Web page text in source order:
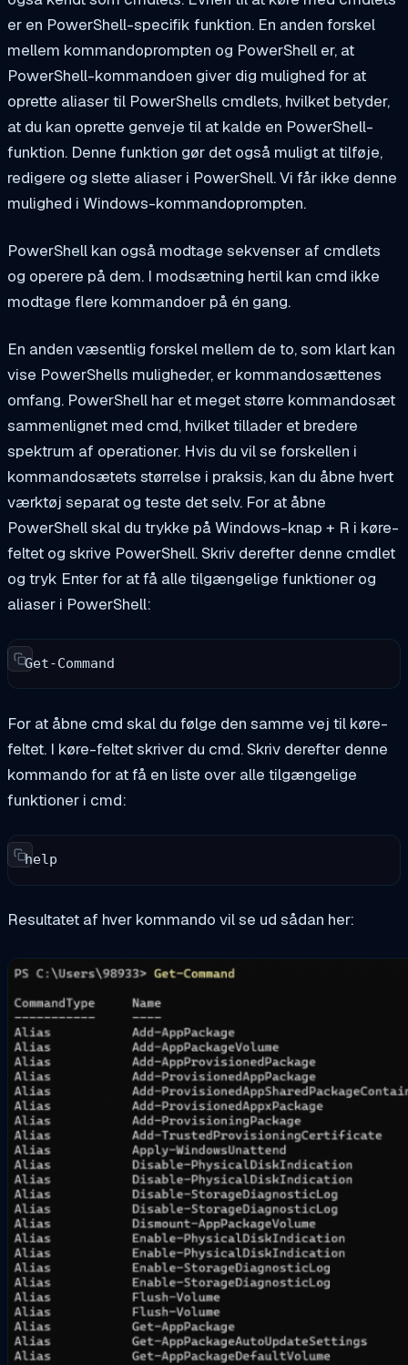
er en PowerShell-specifik funktion. En anden forskel
mellem kommandoprompten og PowerShell er, at
PowerShell-kommandoen giver dig mulighed for at
oprette aliaser til PowerShells cmdlets, hvilket betyder,
at du kan oprette genveje til at kalde en PowerShell-
funktion. Denne funktion gør det også muligt at tilføje,
redigere og slette aliaser i PowerShell. Vi får ikke denne
mulighed i Windows-kommandoprompten.
PowerShell kan også modtage sekvenser af cmdlets
og operere på dem. I modsætning hertil kan cmd ikke
modtage flere kommandoer på én gang.
En anden væsentlig forskel mellem de to, som klart kan
vise PowerShells muligheder, er kommandosættenes
omfang. PowerShell har et meget større kommandosæt
sammenlignet med cmd, hvilket tillader et bredere
spektrum af operationer. Hvis du vil se forskellen i
kommandosætets størrelse i praksis, kan du åbne hvert
værktøj separat og teste det selv. For at åbne
PowerShell skal du trykke påWindows-knap + R i køre-
feltet og skrive PowerShell. Skriv derefter denne cmdlet
og tryk Enter for at få alle tilgængelige funktioner og
aliaser i PowerShell:
Get-Command
For at åbne cmd skal du følge den samme vej til køre-
feltet. I køre-feltet skriver du cmd. Skriv derefter denne
kommando for at få en liste over alle tilgængelige
funktioner i cmd:
help
Resultatet af hver kommando vil se ud sådan her: